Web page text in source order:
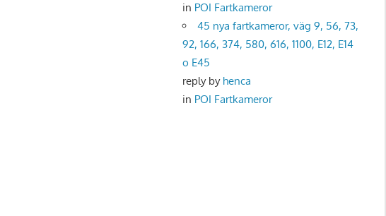
in POI Fartkameror
45 nya fartkameror, väg 9, 56, 73,
92, 166, 374, 580, 616, 1100, E12, E14
o E45
reply by henca
in POI Fartkameror